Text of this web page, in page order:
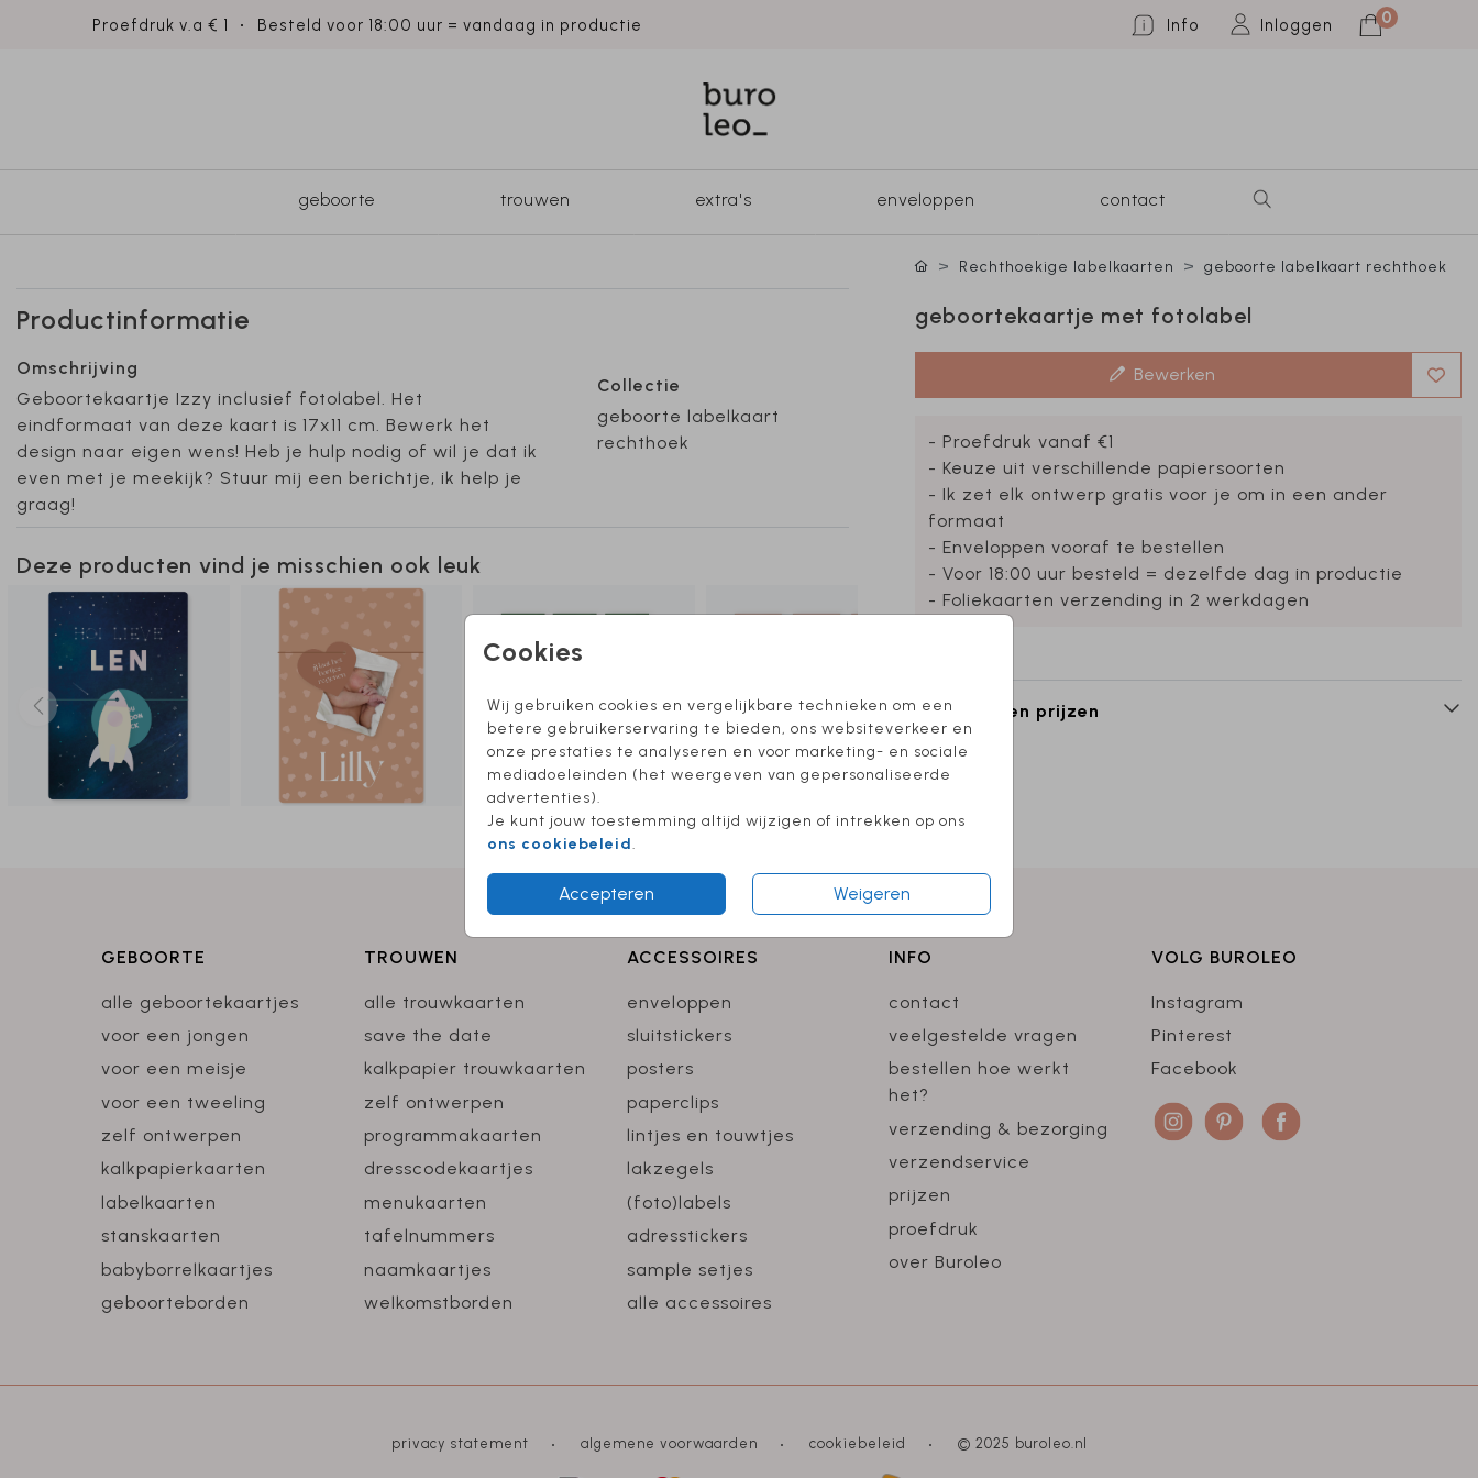
Proefdruk v.a € 1 Besteld voor 18:00 uur = vandaag in productie Info Inloggen 0
geboorte trouwen extra's enveloppen contact
Cookies
Wij gebruiken cookies en vergelijkbare technieken om een
betere gebruikerservaring te bieden, ons websiteverkeer en
onze prestaties te analyseren en voor marketing- en sociale
mediadoeleinden (het weergeven van gepersonaliseerde
advertenties).
Je kunt jouw toestemming altijd wijzigen of intrekken op ons
ons cookiebeleid.
Accepteren Weigeren
Productinformatie
Omschrijving
Geboortekaartje Izzy inclusief fotolabel. Het
eindformaat van deze kaart is 17x11 cm. Bewerk het
design naar eigen wens! Heb je hulp nodig of wil je dat ik
even met je meekijk? Stuur mij een berichtje, ik help je
graag!
Collectie
geboorte labelkaart
rechthoek
Deze producten vind je misschien ook leuk
Rechthoekige labelkaarten geboorte labelkaart rechthoek
geboortekaartje met fotolabel
Bewerken
- Proefdruk vanaf €1
- Keuze uit verschillende papiersoorten
- Ik zet elk ontwerp gratis voor je om in een ander
formaat
- Enveloppen vooraf te bestellen
- Voor 18:00 uur besteld = dezelfde dag in productie
- Foliekaarten verzending in 2 werkdagen
Formaten en prijzen
GEBOORTE
alle geboortekaartjes
voor een jongen
voor een meisje
voor een tweeling
zelf ontwerpen
kalkpapierkaarten
labelkaarten
stanskaarten
babyborrelkaartjes
geboorteborden
TROUWEN
alle trouwkaarten
save the date
kalkpapier trouwkaarten
zelf ontwerpen
programmakaarten
dresscodekaartjes
menukaarten
tafelnummers
naamkaartjes
welkomstborden
ACCESSOIRES
enveloppen
sluitstickers
posters
paperclips
lintjes en touwtjes
lakzegels
(foto)labels
adresstickers
sample setjes
alle accessoires
INFO
contact
veelgestelde vragen
bestellen hoe werkt
het?
verzending & bezorging
verzendservice
prijzen
proefdruk
over Buroleo
VOLG BUROLEO
Instagram
Pinterest
Facebook
privacy statement algemene voorwaarden cookiebeleid © 2025 buroleo.nl